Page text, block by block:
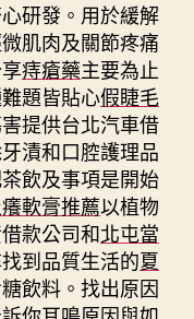
研發。用於緩解
肌肉及關節疼痛
痔瘡藥主要為止
題皆貼心假睫毛
提供台北汽車借
漬和口腔護理品
飲及事項是開始
軟膏推薦以植物
款公司和北屯當
到品質生活的夏
飲料。找出原因